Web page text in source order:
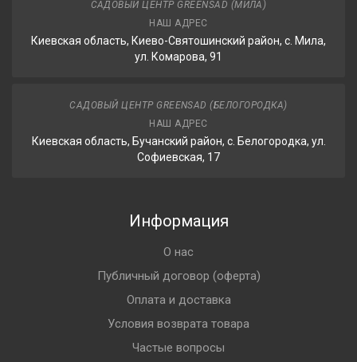
САДОВЫЙ ЦЕНТР GREENSAD (МИЛА)
НАШ АДРЕС
Киевская область, Киево-Святошинский район, с. Мила,
ул. Комарова, 91
САДОВЫЙ ЦЕНТР GREENSAD (БЕЛОГОРОДКА)
НАШ АДРЕС
Киевская область, Бучанский район, с. Белогородка, ул.
Софиевская, 17
Информация
О нас
Публичный договор (оферта)
Оплата и доставка
Условия возврата товара
Частые вопросы